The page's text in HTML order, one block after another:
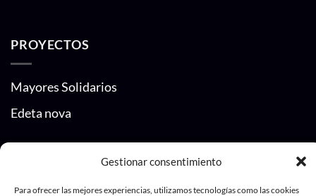
Gestionar consentimiento
Para ofrecer las mejores experiencias, utilizamos tecnologías como las cookies
PROYECTOS
Mayores Solidarios
Edeta nova